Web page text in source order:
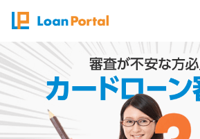
トップページ
おすすめコンテンツ